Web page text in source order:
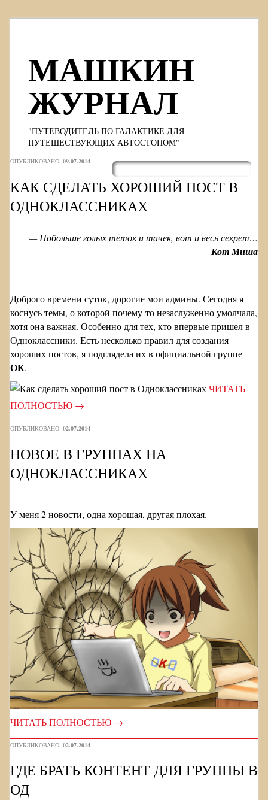
МАШКИН
ЖУРНАЛ
"ПУТЕВОДИТЕЛЬ ПО ГАЛАКТИКЕ ДЛЯ
ПУТЕШЕСТВУЮЩИХ АВТОСТОПОМ"
Меню
Skip to content
ОПУБЛИКОВАНО 09.07.2014
КАК СДЕЛАТЬ ХОРОШИЙ ПОСТ В
ОДНОКЛАССНИКАХ
— Побольше голых тёток и тачек, вот и весь секрет…
Кот Миша
Доброго времени суток, дорогие мои админы. Сегодня я
коснусь темы, о которой почему-то незаслуженно умолчала,
хотя она важная. Особенно для тех, кто впервые пришел в
Одноклассники. Есть несколько правил для создания
хороших постов, я подглядела их в официальной группе
ОК.
ЧИТАТЬ
ПОЛНОСТЬЮ →
ОПУБЛИКОВАНО 02.07.2014
НОВОЕ В ГРУППАХ НА
ОДНОКЛАССНИКАХ
У меня 2 новости, одна хорошая, другая плохая.
ЧИТАТЬ ПОЛНОСТЬЮ →
ОПУБЛИКОВАНО 02.07.2014
ГДЕ БРАТЬ КОНТЕНТ ДЛЯ ГРУППЫ В
ОД